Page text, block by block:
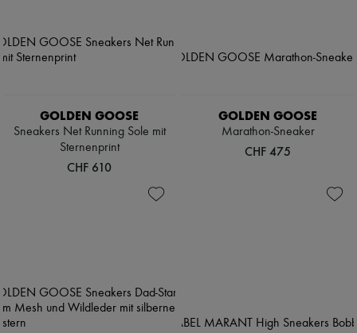
GOLDEN GOOSE
Sneakers Net Running Sole mit
Sternenprint
CHF 610
GOLDEN GOOSE
Marathon-Sneaker
CHF 475